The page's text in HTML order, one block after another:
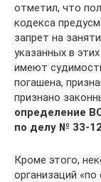
отметил, что
кодекса
запрет на
указанных в
имеют
погашена,
признано
определение
по делу №
Кроме этого,
организаций